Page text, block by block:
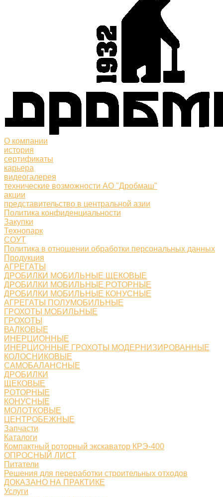
О компании
история
сертификаты
карьера
видеогалерея
технические возможности АО "Дробмаш"
акции
представительство в центральной азии
Политика конфиденциальности
Закупки
Технопарк
СОУТ
Политика в отношении обработки персональных данных
Продукция
АГРЕГАТЫ
ДРОБИЛКИ МОБИЛЬНЫЕ ЩЕКОВЫЕ
ДРОБИЛКИ МОБИЛЬНЫЕ РОТОРНЫЕ
ДРОБИЛКИ МОБИЛЬНЫЕ КОНУСНЫЕ
АГРЕГАТЫ ПОЛУМОБИЛЬНЫЕ
ГРОХОТЫ МОБИЛЬНЫЕ
ГРОХОТЫ
ВАЛКОВЫЕ
ИНЕРЦИОННЫЕ
ИНЕРЦИОННЫЕ ГРОХОТЫ МОДЕРНИЗИРОВАННЫЕ
КОЛОСНИКОВЫЕ
САМОБАЛАНСНЫЕ
ДРОБИЛКИ
ЩЕКОВЫЕ
РОТОРНЫЕ
КОНУСНЫЕ
МОЛОТКОВЫЕ
ЦЕНТРОБЕЖНЫЕ
Запчасти
Каталоги
Компактный роторный экскаватор КРЭ-400
ОПРОСНЫЙ ЛИСТ
Питатели
Решения для переработки строительных отходов
ДОКАЗАНО НА ПРАКТИКЕ
Услуги